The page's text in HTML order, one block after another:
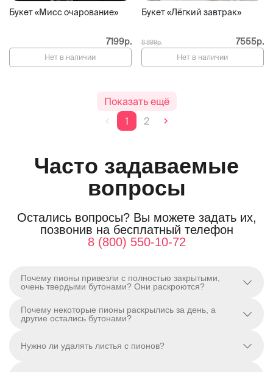
Букет «Мисс очарование»
7199р.
Нет в наличии
Букет «Лёгкий завтрак»
8 899р. 7555р.
Нет в наличии
Показать ещё
1
2
Часто задаваемые
вопросы
Остались вопросы? Вы можете задать их,
позвонив на бесплатный телефон
8 (800) 550-10-72
Почему пионы привезли с полностью закрытыми,
очень твердыми бутонами? Они раскроются?
Почему некоторые пионы раскрылись за день, а
другие остались бутонами?
Нужно ли удалять листья с пионов?